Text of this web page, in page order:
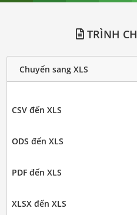
TRÌNH
Chuyển sang XLS
CSV đến XLS
ODS đến XLS
PDF đến XLS
XLSX đến XLS